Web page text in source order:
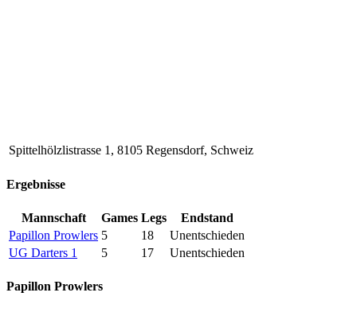
Spittelhölzlistrasse 1, 8105 Regensdorf, Schweiz
Ergebnisse
Mannschaft Games Legs
Endstand
Papillon Prowlers 5 18
Unentschieden
UG Darters 1
5 17 Unentschieden
Papillon Prowlers